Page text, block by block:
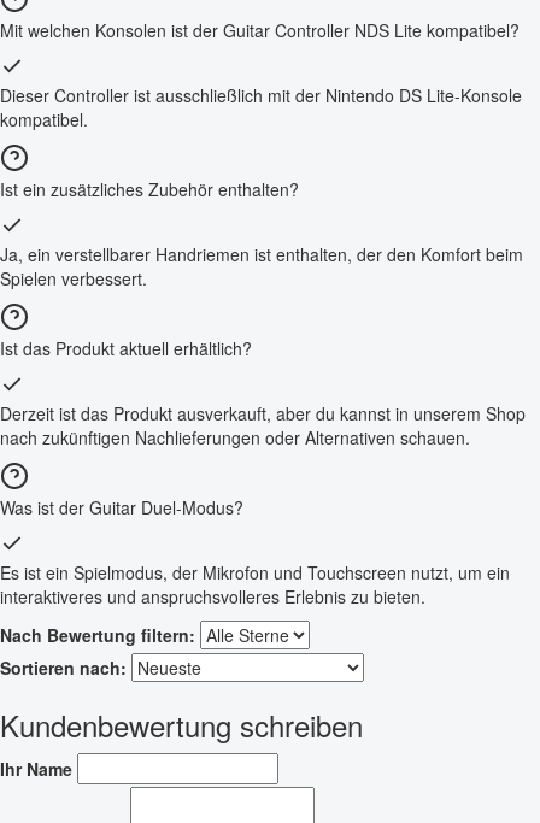
Mit welchen Konsolen ist der Guitar Controller NDS Lite kompatibel?
Dieser Controller ist ausschließlich mit der Nintendo DS Lite-Konsole
kompatibel.
Ist ein zusätzliches Zubehör enthalten?
Ja, ein verstellbarer Handriemen ist enthalten, der den Komfort beim
Spielen verbessert.
Ist das Produkt aktuell erhältlich?
Derzeit ist das Produkt ausverkauft, aber du kannst in unserem Shop
nach zukünftigen Nachlieferungen oder Alternativen schauen.
Was ist der Guitar Duel-Modus?
Es ist ein Spielmodus, der Mikrofon und Touchscreen nutzt, um ein
interaktiveres und anspruchsvolleres Erlebnis zu bieten.
Nach Bewertung filtern:
Sortieren nach:
Kundenbewertung schreiben
Ihr Name